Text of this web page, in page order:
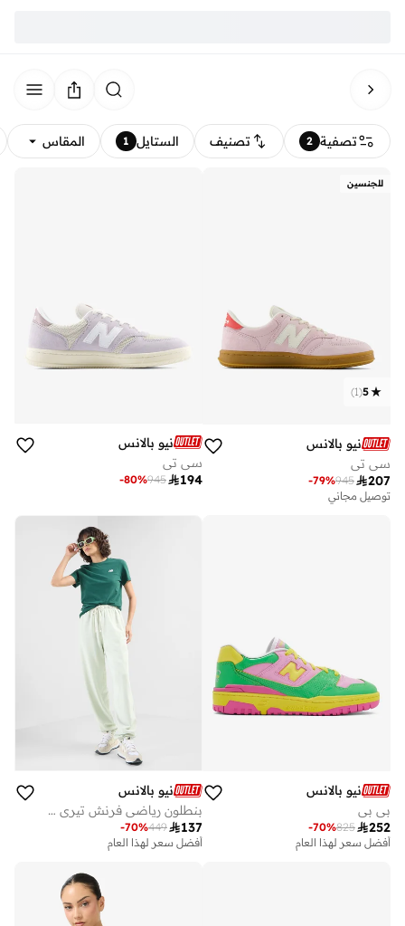
تصفية 2 تصنيف الستايل 1 المقاس
للجنسين
5
(
1
)
نيو بالانس
سي تي
207
945
-79%
توصيل مجاني
نيو بالانس
سي تي
194
945
-80%
نيو بالانس
بي بي
252
825
-70%
أفضل سعر لهذا العام
نيو بالانس
بنطلون رياضي فرنش تيري من أثليتكس
137
449
-70%
أفضل سعر لهذا العام